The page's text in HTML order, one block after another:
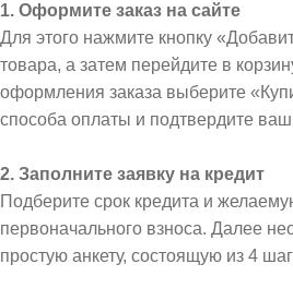
1. Оформите заказ на сайте
Для этого нажмите кнопку
товара, а затем перейдите в
оформления заказа выберите
способа оплаты и подтвердите ваш
2. Заполните заявку на кредит
Подберите срок кредита и
первоначального взноса. Далее
простую анкету, состоящую из 4